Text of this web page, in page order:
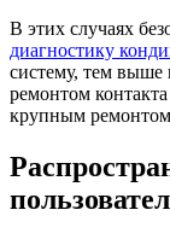
В этих случаях
диагностику
систему, тем выше
ремонтом
крупным